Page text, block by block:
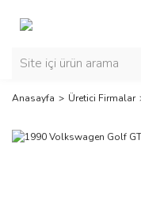
Anasayfa Üretici Firmalar